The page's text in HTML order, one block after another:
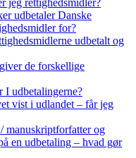
jeg rettighedsmidler?
udbetaler Danske
for?
udbetalt og
de forskellige
I udbetalingerne?
vist i udlandet – får jeg
manuskriptforfatter og
en udbetaling – hvad gør